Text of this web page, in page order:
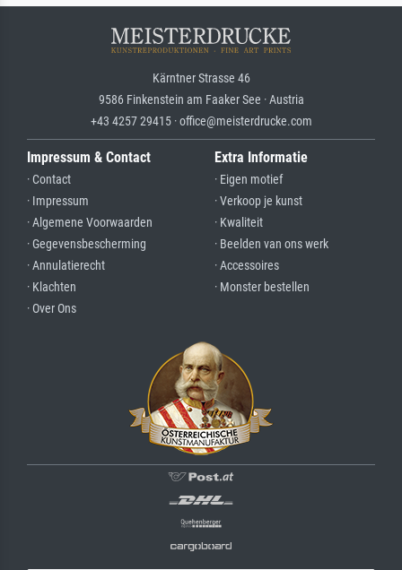
Kärntner Strasse 46
9586 Finkenstein am Faaker See · Austria
+43 4257 29415 · office@meisterdrucke.com
Impressum & Contact
· Contact
· Impressum
· Algemene Voorwaarden
· Gegevensbescherming
· Annulatierecht
· Klachten
· Over Ons
Extra Informatie
· Eigen motief
· Verkoop je kunst
· Kwaliteit
· Beelden van ons werk
· Accessoires
· Monster bestellen